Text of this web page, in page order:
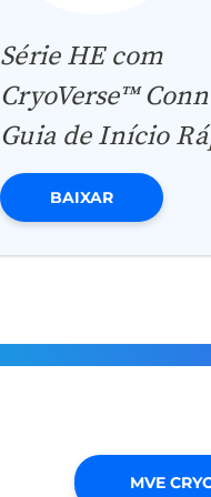
Série HE com
CryoVerse™
Guia de Início
BAIXAR
MVE